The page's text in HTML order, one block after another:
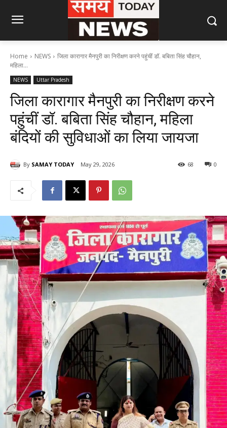
Home NEWS
जिला कारागार मैनपुरी का निरीक्षण करने पहुंचीं डॉ. बबिता सिंह चौहान,
महिला...
NEWS Uttar Pradesh
जिला कारागार मैनपुरी का निरीक्षण करने
पहुंचीं डॉ. बबिता सिंह चौहान, महिला
बंदियों की सुविधाओं का लिया जायजा
By SAMAY TODAY May 29, 2026 0
68